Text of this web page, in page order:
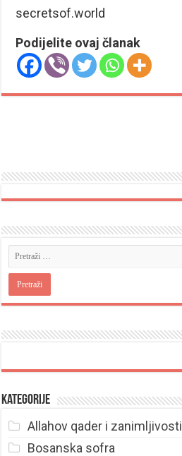
secretsof.world
Podijelite ovaj članak
Kategorije
Allahov qader i zanimljivosti
Bosanska sofra